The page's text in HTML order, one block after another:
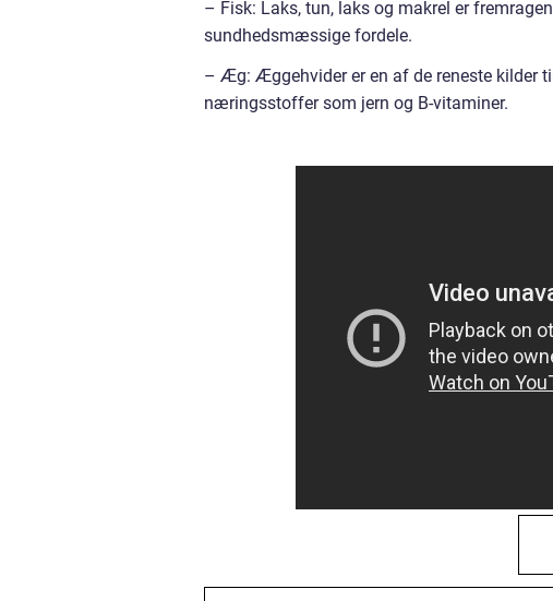
– Fisk: Laks, tun, laks og makrel er
sundhedsmæssige fordele.
– Æg: Æggehvider er en af de reneste kilder
næringsstoffer som jern og B-vitaminer.